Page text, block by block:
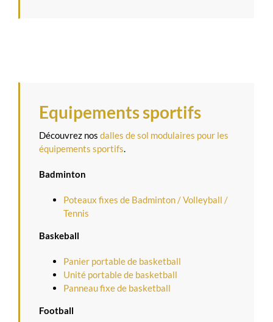
Equipements sportifs
Découvrez nos dalles de sol modulaires pour les
équipements sportifs.
Badminton
Poteaux fixes de Badminton / Volleyball /
Tennis
Baskeball
Panier portable de basketball
Unité portable de basketball
Panneau fixe de basketball
Football